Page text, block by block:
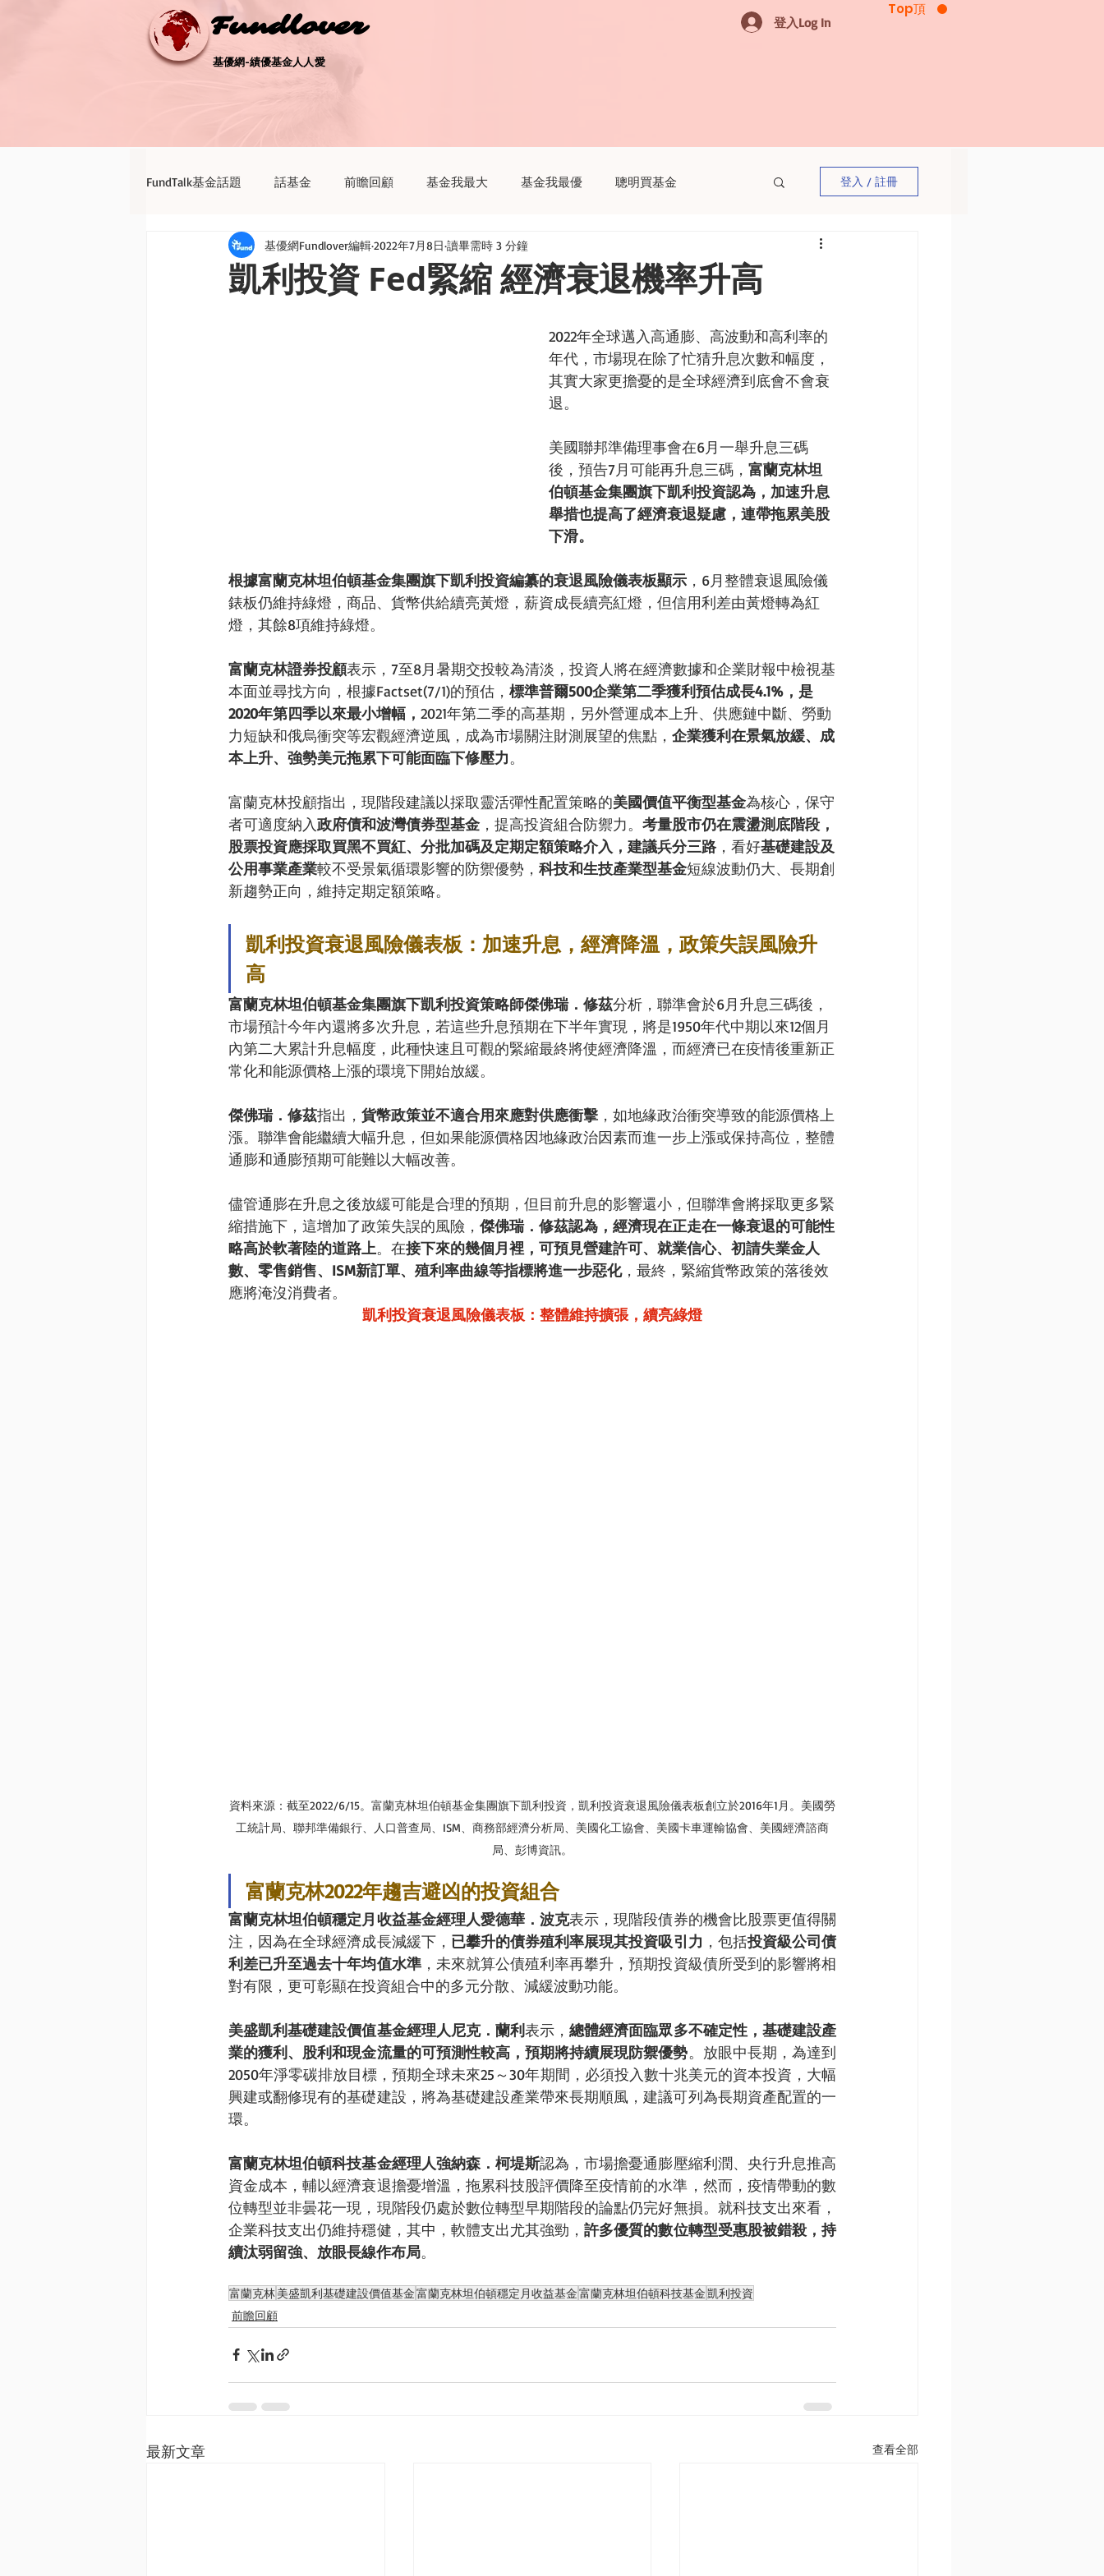
Fundlover
Fundlover
基優網-績優基金人人愛
基優網-績優基金人人愛
登入Log In
Top頂
FundTalk基金話題 話基金 前瞻回顧 基金我最大 基金我最優 聰明買基金
新聞點評 退休趣 聽基金 生活我最大
登入 / 註冊
凱利投資 Fed緊縮 經濟衰退機率升高
基優網Fundlover編輯2022年7月8日 讀畢需時 3 分鐘
2022年全球邁入高通膨、高波動和高利率的
年代，市場現在除了忙猜升息次數和幅度，
其實大家更擔憂的是全球經濟到底會不會衰
退。
美國聯邦準備理事會在6月一舉升息三碼
後，預告7月可能再升息三碼， 富蘭克林坦
伯頓基金集團旗下凱利投資認為， 加速升息
舉措也提高了經濟衰退疑慮，連帶拖累美股
下滑。
根據富蘭克林坦伯頓基金集團旗下凱利投資編纂的衰退風險儀表板顯示 ， 6月整體衰退風險儀
錶板仍維持綠燈，商品、貨幣供給續亮黃燈，薪資成長續亮紅燈，但信用利差由黃燈轉為紅
燈，其餘8項維持綠燈。
富蘭克林證券投顧表示，7至8月暑期交投較為清淡，投資人將在經濟數據和企業財報中檢視基
本面並尋找方向，根據Factset(7/1)的預估， 標準普爾500企業第二季獲利預估成長4.1%，是
2020年第四季以來最小增幅， 2021年第二季的高基期，另外營運成本上升、供應鏈中斷、勞動
力短缺和俄烏衝突等宏觀經濟逆風，成為市場關注財測展望的焦點， 企業獲利在景氣放緩、成
本上升、強勢美元拖累下可能面臨下修壓力。
富蘭克林投顧指出，現階段建議以採取靈活彈性配置策略的美國價值平衡型基金為核心，保守
者可適度納入政府債和波灣債券型基金 ，提高投資組合防禦力。 考量股市仍在震盪測底階段，
股票投資應採取買黑不買紅、分批加碼及定期定額策略介入，建議兵分三路 ，看好基礎建設及
公用事業產業較不受景氣循環影響的防禦優勢， 科技和生技產業型基金短線波動仍大、長期創
新趨勢正向，維持定期定額策略。
凱利投資衰退風險儀表板：加速升息，經濟降溫，政策失誤風險升
高
富蘭克林坦伯頓基金集團旗下凱利投資策略師傑佛瑞．修茲分析，聯準會於6月升息三碼後，
市場預計今年內還將多次升息，若這些升息預期在下半年實現，將是1950年代中期以來12個月
內第二大累計升息幅度，此種快速且可觀的緊縮最終將使經濟降溫，而經濟已在疫情後重新正
常化和能源價格上漲的環境下開始放緩。
傑佛瑞．修茲指出， 貨幣政策並不適合用來應對供應衝擊 ，如地緣政治衝突導致的能源價格上
漲。聯準會能繼續大幅升息，但如果能源價格因地緣政治因素而進一步上漲或保持高位，整體
通膨和通膨預期可能難以大幅改善。
儘管通膨在升息之後放緩可能是合理的預期，但目前升息的影響還小，但聯準會將採取更多緊
縮措施下，這增加了政策失誤的風險， 傑佛瑞．修茲認為，經濟現在正走在一條衰退的可能性
略高於軟著陸的道路上。在接下來的幾個月裡，可預見營建許可、就業信心、初請失業金人
數、零售銷售、ISM新訂單、殖利率曲線等指標將進一步惡化，最終，緊縮貨幣政策的落後效
應將淹沒消費者。
凱利投資衰退風險儀表板：整體維持擴張，續亮綠燈
資料來源：截至2022/6/15。富蘭克林坦伯頓基金集團旗下凱利投資，凱利投資衰退風險儀表板創立於2016年1月。美國勞
工統計局、聯邦準備銀行、人口普查局、ISM、商務部經濟分析局、美國化工協會、美國卡車運輸協會、美國經濟諮商
局、彭博資訊。
富蘭克林2022年趨吉避凶的投資組合
富蘭克林坦伯頓穩定月收益基金經理人愛德華．波克表示，現階段債券的機會比股票更值得關
注，因為在全球經濟成長減緩下， 已攀升的債券殖利率展現其投資吸引力 ，包括投資級公司債
利差已升至過去十年均值水準，未來就算公債殖利率再攀升，預期投資級債所受到的影響將相
對有限，更可彰顯在投資組合中的多元分散、減緩波動功能。
美盛凱利基礎建設價值基金經理人尼克．蘭利表示，總體經濟面臨眾多不確定性，基礎建設產
業的獲利、股利和現金流量的可預測性較高，預期將持續展現防禦優勢。放眼中長期，為達到
2050年淨零碳排放目標，預期全球未來25～30年期間，必須投入數十兆美元的資本投資，大幅
興建或翻修現有的基礎建設，將為基礎建設產業帶來長期順風，建議可列為長期資產配置的一
環。
富蘭克林坦伯頓科技基金經理人強納森．柯堤斯認為，市場擔憂通膨壓縮利潤、央行升息推高
資金成本，輔以經濟衰退擔憂增溫，拖累科技股評價降至疫情前的水準，然而，疫情帶動的數
位轉型並非曇花一現，現階段仍處於數位轉型早期階段的論點仍完好無損。就科技支出來看，
企業科技支出仍維持穩健，其中，軟體支出尤其強勁，許多優質的數位轉型受惠股被錯殺，持
續汰弱留強、放眼長線作布局。
富蘭克林美盛凱利基礎建設價值基金富蘭克林坦伯頓穩定月收益基金富蘭克林坦伯頓科技基金凱利投資
前瞻回顧
最新文章 查看全部